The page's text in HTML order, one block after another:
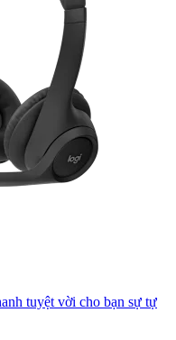
tuyệt vời cho bạn sự tự